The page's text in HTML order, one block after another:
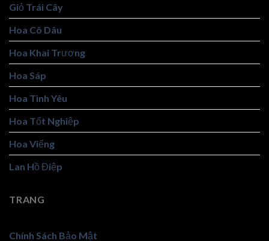
Giỏ Trái Cây
Hoa Cô Dâu
Hoa Khai Trương
Hoa Sáp
Hoa Tình Yêu
Hoa Tốt Nghiệp
Hoa Viếng
Lan Hồ Điệp
TRANG
Chính Sách Bảo Mật